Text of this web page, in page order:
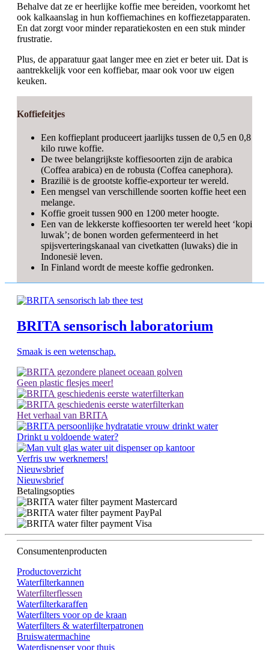
Behalve dat ze er heerlijke koffie mee bereiden, voorkomt het
ook kalkaanslag in hun koffiemachines en koffiezetapparaten.
En dat zorgt voor minder reparatiekosten en een stuk minder
frustratie.
Plus, de apparatuur gaat langer mee en ziet er beter uit. Dat is
aantrekkelijk voor een koffiebar, maar ook voor uw eigen
keuken.
Koffiefeitjes
Een koffieplant produceert jaarlijks tussen de 0,5 en 0,8
kilo ruwe koffie.
De twee belangrijkste koffiesoorten zijn de arabica
(Coffea arabica) en de robusta (Coffea canephora).
Brazilië is de grootste koffie-exporteur ter wereld.
Een mengsel van verschillende soorten koffie heet een
melange.
Koffie groeit tussen 900 en 1200 meter hoogte.
Een van de lekkerste koffiesoorten ter wereld heet ‘kopi
luwak’; de bonen worden gefermenteerd in het
spijsverteringskanaal van civetkatten (luwaks) die in
Indonesië leven.
In Finland wordt de meeste koffie gedronken.
BRITA sensorisch laboratorium
Smaak is een wetenschap.
Geen plastic flesjes meer!
Het verhaal van BRITA
Drinkt u voldoende water?
Verfris uw werknemers!
Nieuwsbrief
Nieuwsbrief
Betalingsopties
Consumentenproducten
Productoverzicht
Waterfilterkannen
Waterfilterflessen
Waterfilterkaraffen
Waterfilters voor op de kraan
Waterfilters & waterfilterpatronen
Bruiswatermachine
Waterdispenser voor thuis